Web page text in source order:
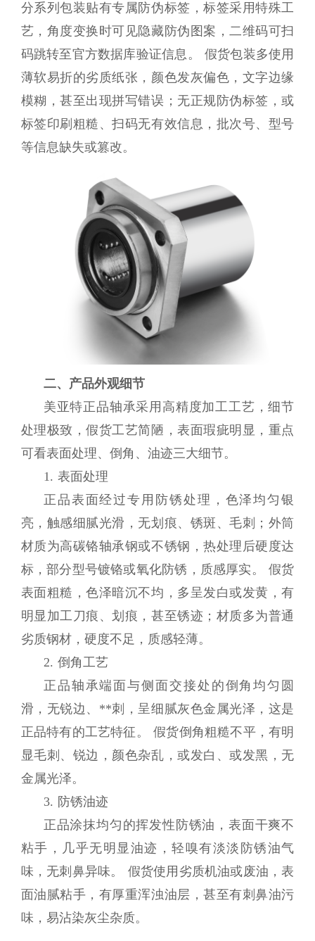
分系列包装贴有专属防伪标签，标签采用特殊工
艺，角度变换时可见隐藏防伪图案，二维码可扫
码跳转至官方数据库验证信息。 假货包装多使用
薄软易折的劣质纸张，颜色发灰偏色，文字边缘
模糊，甚至出现拼写错误；无正规防伪标签，或
标签印刷粗糙、扫码无有效信息，批次号、型号
等信息缺失或篡改。
二、产品外观细节
美亚特正品轴承采用高精度加工工艺，细节
处理极致，假货工艺简陋，表面瑕疵明显，重点
可看表面处理、倒角、油迹三大细节。
1. 表面处理
正品表面经过专用防锈处理，色泽均匀银
亮，触感细腻光滑，无划痕、锈斑、毛刺；外筒
材质为高碳铬轴承钢或不锈钢，热处理后硬度达
标，部分型号镀铬或氧化防锈，质感厚实。 假货
表面粗糙，色泽暗沉不均，多呈发白或发黄，有
明显加工刀痕、划痕，甚至锈迹；材质多为普通
劣质钢材，硬度不足，质感轻薄。
2. 倒角工艺
正品轴承端面与侧面交接处的倒角均匀圆
滑，无锐边、**刺，呈细腻灰色金属光泽，这是
正品特有的工艺特征。 假货倒角粗糙不平，有明
显毛刺、锐边，颜色杂乱，或发白、或发黑，无
金属光泽。
3. 防锈油迹
正品涂抹均匀的挥发性防锈油，表面干爽不
粘手，几乎无明显油迹，轻嗅有淡淡防锈油气
味，无刺鼻异味。 假货使用劣质机油或废油，表
面油腻粘手，有厚重浑浊油层，甚至有刺鼻油污
味，易沾染灰尘杂质。